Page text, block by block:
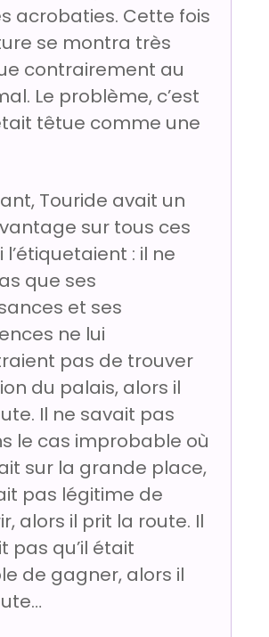
acrobaties. Cette fois
se montra très
contrairement au
Le problème, c’est
têtue comme une
Touride avait un
sur tous ces
l’étiquetaient : il ne
que ses
et ses
ne lui
pas de trouver
du palais, alors il
Il ne savait pas
le cas improbable où
sur la grande place,
pas légitime de
alors il prit la route. Il
pas qu’il était
de gagner, alors il